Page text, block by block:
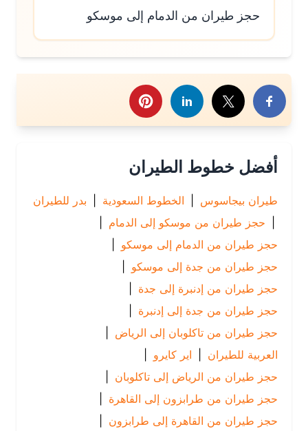
حجز طيران من الدمام إلى موسكو
هذا الموضوع
أفضل خطوط الطيران
طيران بيجاسوس | الخطوط السعودية | بدر للطيران
حجز طيران من موسكو إلى الدمام
|
حجز طيران من الدمام إلى موسكو |
حجز طيران من جدة إلى موسكو |
حجز طيران من إدنبرة إلى جدة
حجز طيران من جدة إلى إدنبرة |
حجز طيران من تاكلوبان إلى الرياض
|
العربية للطيران | اير كايرو
|
حجز طيران من الرياض إلى تاكلوبان |
حجز طيران من طرابزون إلى القاهرة |
حجز طيران من القاهرة إلى طرابزون |